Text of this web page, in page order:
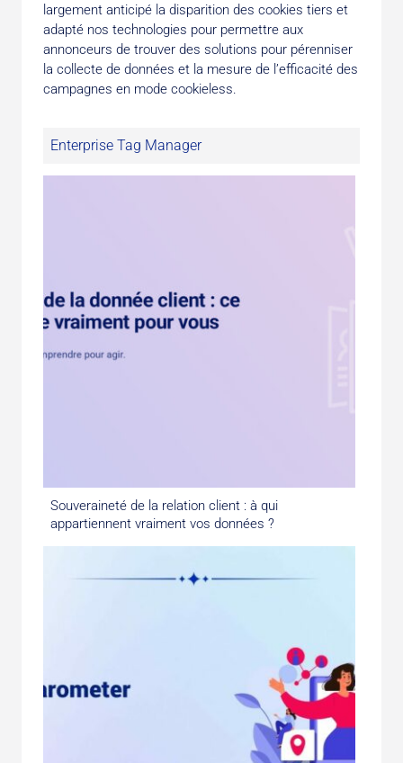
largement anticipé la disparition des cookies tiers et
adapté nos technologies pour permettre aux
annonceurs de trouver des solutions pour pérenniser
la collecte de données et la mesure de l’efficacité des
campagnes en mode cookieless.
Enterprise Tag Manager
Souveraineté de la relation client : à qui
appartiennent vraiment vos données ?